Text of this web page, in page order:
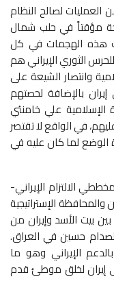
العمليات لصالح النظام
مؤقتاً في حلب شمال
عام 2013 وقتها كانت هذه الهجمات في كل
الثوري الإيراني هم
وانتصار الشيعة على
بالإضافة لحصتهم
الإسلامية علي خامنئي
في الواقع لا تقتصر
الوضع لما كان عليه في
أحد مخططي الالتزام الإيراني-
هي المحافظة رقم 35 لإيران والمحافظة الإستراتيجية
بيت الأسد وإيران من
حسين في العراق.
الإيراني وهو ما
إيران لخلق موطئ قدم